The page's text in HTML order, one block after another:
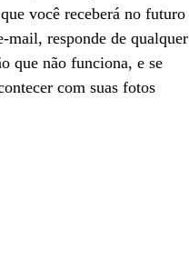
você receberá no futuro
mail, responde de qualquer
que não funciona, e se
com suas fotos